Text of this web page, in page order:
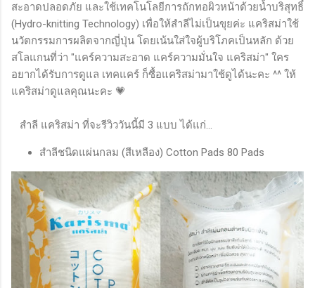
สะอาดปลอดภัย และใช้เทคโนโลยีการถักทอผิวหน้าด้วยน้ำบริสุทธิ์
(Hydro-knitting Technology) เพื่อให้สำลีไม่เป็นขุยค่ะ แคริสม่าใช้
นวัตกรรมการผลิตจากญี่ปุ่น โดยเน้นใส่ใจผู้บริโภคเป็นหลัก ด้วย
สโลแกนที่ว่า "แคร์ความสะอาด แคร์ความมั่นใจ แคริสม่า" ใคร
อยากได้รับการดูแล เทคแคร์ ก็ซื้อแคริสม่ามาใช้ดูได้นะคะ ^^ ให้
แคริสม่าดูแลคุณนะคะ 💗
สำลี แคริสม่า ที่จะรีวิววันนี้มี 3 แบบ ได้แก่...
สำลีชนิดแผ่นกลม (สีเหลือง) Cotton Pads 80 Pads